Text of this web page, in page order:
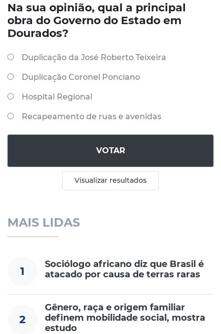
Na sua opinião, qual a principal
obra do Governo do Estado em
Dourados?
Duplicação da José Roberto Teixeira
Duplicação Coronel Ponciano
Hospital Regional
Recapeamento de ruas e avenidas
VOTAR
Visualizar resultados
MAIS LIDAS
1
Sociólogo africano diz que Brasil é
atacado por causa de terras raras
2
Gênero, raça e origem familiar
definem mobilidade social, mostra
estudo